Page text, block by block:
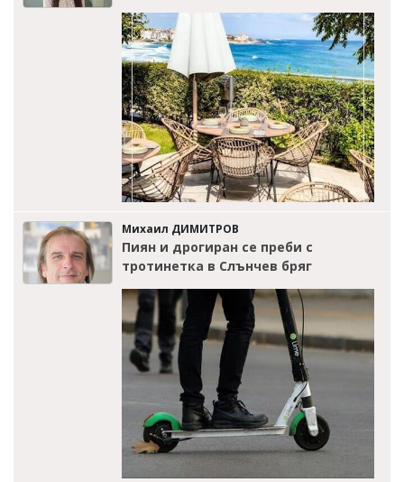
Михаил ДИМИТРОВ
Пиян и дрогиран се преби с
тротинетка в Слънчев бряг